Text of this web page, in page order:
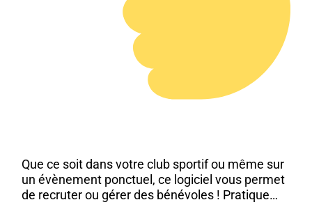
Que ce soit dans votre club sportif ou même sur
un évènement ponctuel, ce logiciel vous permet
de recruter ou gérer des bénévoles ! Pratique…